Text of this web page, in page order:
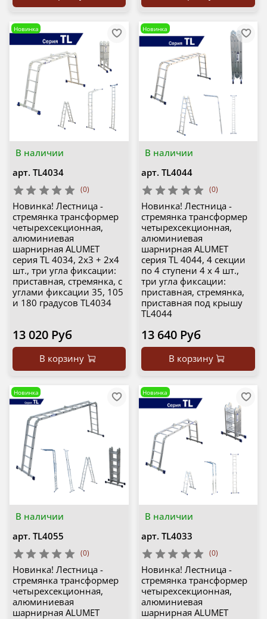
В наличии
Новинка
арт. TL4034
(0)
Новинка! Лестница -
стремянка трансформер
четырехсекционная,
алюминиевая
шарнирная ALUMET
серия TL 4034, 2х3 + 2х4
шт., три угла фиксации:
приставная, стремянка, с
углами фиксации 35, 105
и 180 градусов TL4034
13 020 Руб
В корзину
В наличии
Новинка
арт. ТL4044
(0)
Новинка! Лестница -
стремянка трансформер
четырехсекционная,
алюминиевая
шарнирная ALUMET
серия TL 4044, 4 секции
по 4 ступени 4 х 4 шт.,
три угла фиксации:
приставная, стремянка,
приставная под крышу
TL4044
13 640 Руб
В корзину
В наличии
Новинка
арт. ТL4055
(0)
Новинка! Лестница -
стремянка трансформер
четырехсекционная,
алюминиевая
шарнирная ALUMET
В наличии
Новинка
арт. ТL4033
(0)
Новинка! Лестница -
стремянка трансформер
четырехсекционная,
алюминиевая
шарнирная ALUMET